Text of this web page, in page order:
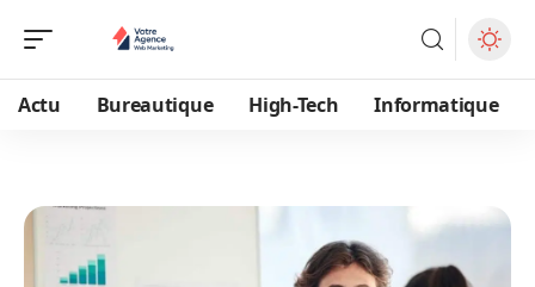
Actu Bureautique High-Tech Informatique